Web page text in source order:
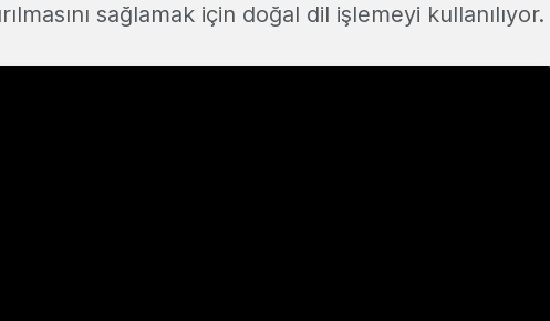
sağlamak için doğal dil işlemeyi kullanılıyor.